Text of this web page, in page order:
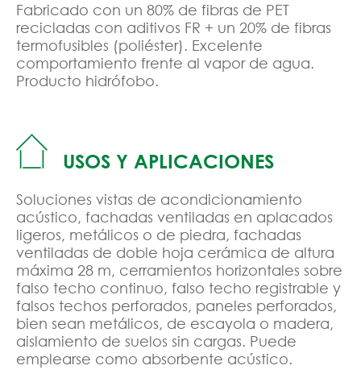
Fabricado con un 80% de fibras de PET
recicladas con aditivos FR + un 20% de fibras
termofusibles (poliéster). Excelente
comportamiento frente al vapor de agua.
Producto hidrófobo.
USOS Y APLICACIONES
Soluciones vistas de acondicionamiento
acústico, fachadas ventiladas en aplacados
ligeros, metálicos o de piedra, fachadas
ventiladas de doble hoja cerámica de altura
máxima 28 m, cerramientos horizontales sobre
falso techo continuo, falso techo registrable y
falsos techos perforados, paneles perforados,
bien sean metálicos, de escayola o madera,
aislamiento de suelos sin cargas. Puede
emplearse como absorbente acústico.